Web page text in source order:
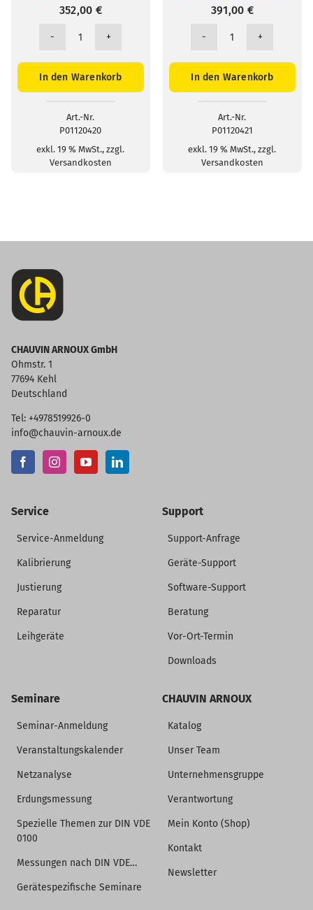
352,00 €
Zange
CV
10/1
Menge
In den Warenkorb
Art.-Nr.
P01120420
exkl. 19 % MwSt., zzgl.
Versandkosten
391,00 €
Zange
CV
2-
200/2
In den Warenkorb
Art.-Nr.
P01120421
exkl. 19 % MwSt., zzgl.
Versandkosten
CHAUVIN ARNOUX GmbH
Ohmstr. 1
77694 Kehl
Deutschland
Tel: +4978519926-0
info@chauvin-arnoux.de
Service
Service-Anmeldung
Kalibrierung
Justierung
Reparatur
Leihgeräte
Support
Support-Anfrage
Geräte-Support
Software-Support
Beratung
Vor-Ort-Termin
Downloads
Seminare
Seminar-Anmeldung
Veranstaltungskalender
Netzanalyse
Erdungsmessung
Spezielle Themen zur DIN VDE
0100
Messungen nach DIN VDE…
Gerätespezifische Seminare
CHAUVIN ARNOUX
Katalog
Unser Team
Unternehmensgruppe
Verantwortung
Mein Konto (Shop)
Kontakt
Newsletter